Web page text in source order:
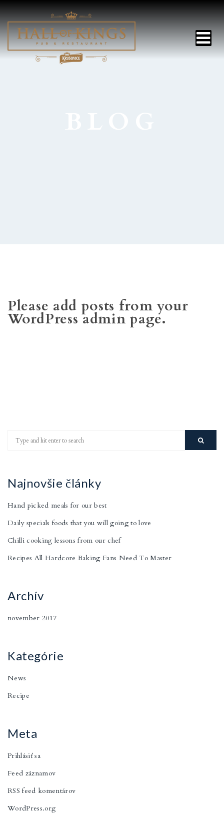
Please add posts from your
WordPress admin page.
Najnovšie články
Hand picked meals for our best
Daily specials foods that you will going to love
Chilli cooking lessons from our chef
Recipes All Hardcore Baking Fans Need To Master
Archív
november 2017
Kategórie
News
Recipe
Meta
Prihlásiť sa
Feed záznamov
RSS feed komentárov
WordPress.org